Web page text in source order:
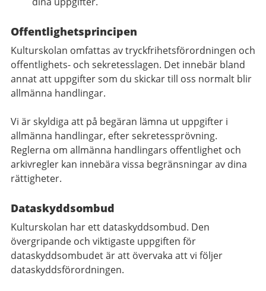
Offentlighetsprincipen
Kulturskolan omfattas av tryckfrihetsförordningen och
offentlighets- och sekretesslagen. Det innebär bland
annat att uppgifter som du skickar till oss normalt blir
allmänna handlingar.
Vi är skyldiga att på begäran lämna ut uppgifter i
allmänna handlingar, efter sekretessprövning.
Reglerna om allmänna handlingars offentlighet och
arkivregler kan innebära vissa begränsningar av dina
rättigheter.
Dataskyddsombud
Kulturskolan har ett dataskyddsombud. Den
övergripande och viktigaste uppgiften för
dataskyddsombudet är att övervaka att vi följer
dataskyddsförordningen.